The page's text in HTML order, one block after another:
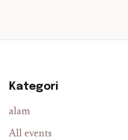
Kategori
alam
All events